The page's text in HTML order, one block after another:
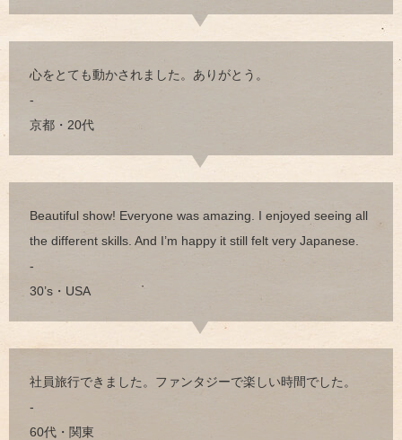
心をとても動かされました。ありがとう。
-
京都・20代
Beautiful show! Everyone was amazing. I enjoyed seeing all
the different skills. And I’m happy it still felt very Japanese.
-
30’s・USA
社員旅行できました。ファンタジーで楽しい時間でした。
-
60代・関東